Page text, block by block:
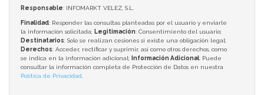
Responsable: INFOMARKT VELEZ, S.L.
Finalidad: Responder las consultas planteadas por el usuario y enviarle
la información solicitada; Legitimación: Consentimiento del usuario;
Destinatarios: Solo se realizan cesiones si existe una obligación legal;
Derechos: Acceder, rectificar y suprimir, así como otros derechos, como
se indica en la información adicional;
Información Adicional: Puede
consultar la información completa de Protección de Datos en nuestra
Política de Privacidad